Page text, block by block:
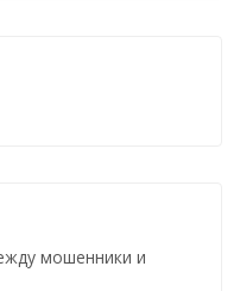
мошенники и